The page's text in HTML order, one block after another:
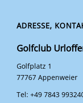
ADRESSE,
Golfclub
Golfplatz 1
77767 Appenweier
Tel: +49 7843